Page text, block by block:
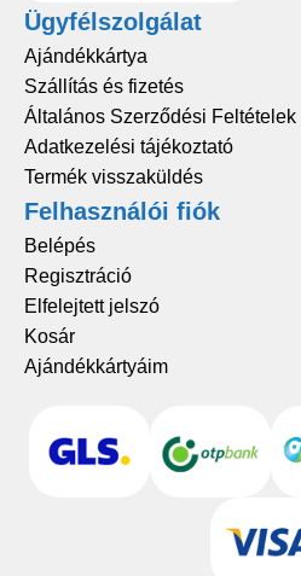
Ügyfélszolgálat
Ajándékkártya
Szállítás és fizetés
Általános Szerződési Feltételek
Adatkezelési tájékoztató
Termék visszaküldés
Felhasználói fiók
Belépés
Regisztráció
Elfelejtett jelszó
Kosár
Ajándékkártyáim